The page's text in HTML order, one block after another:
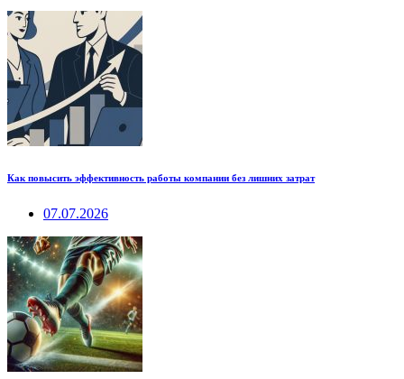
Как повысить эффективность работы компании без лишних затрат
07.07.2026